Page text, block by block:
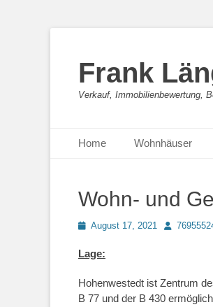
Frank
Verkauf, Immobilienbewertung,
Primäres Menü
Inhalt
Home Wohnhäuser
Wohn- und
PostedAugust 17, 2021 Autor
Lage:
Hohenwestedt ist Zentrum
B 77 und der B 430